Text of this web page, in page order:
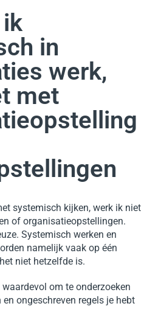
in
werk,
met
systemisch kijken, werk ik niet
of organisatieopstellingen.
Systemisch werken en
namelijk vaak op één
niet hetzelfde is.
om te onderzoeken
ongeschreven regels je hebt